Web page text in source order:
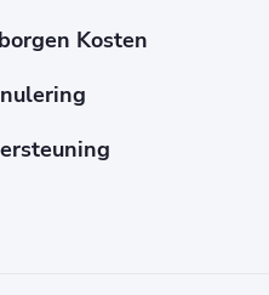
Kosten